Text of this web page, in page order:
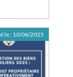
le : 10/06/2025